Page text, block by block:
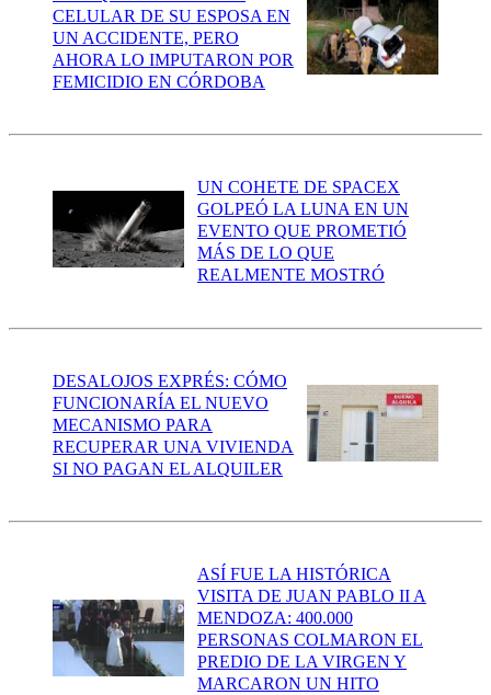
CELULAR DE SU ESPOSA EN
UN ACCIDENTE, PERO
AHORA LO IMPUTARON POR
FEMICIDIO EN CÓRDOBA
UN COHETE DE SPACEX
GOLPEÓ LA LUNA EN UN
EVENTO QUE PROMETIÓ
MÁS DE LO QUE
REALMENTE MOSTRÓ
DESALOJOS EXPRÉS: CÓMO
FUNCIONARÍA EL NUEVO
MECANISMO PARA
RECUPERAR UNA VIVIENDA
SI NO PAGAN EL ALQUILER
ASÍ FUE LA HISTÓRICA
VISITA DE JUAN PABLO II A
MENDOZA: 400.000
PERSONAS COLMARON EL
PREDIO DE LA VIRGEN Y
MARCARON UN HITO